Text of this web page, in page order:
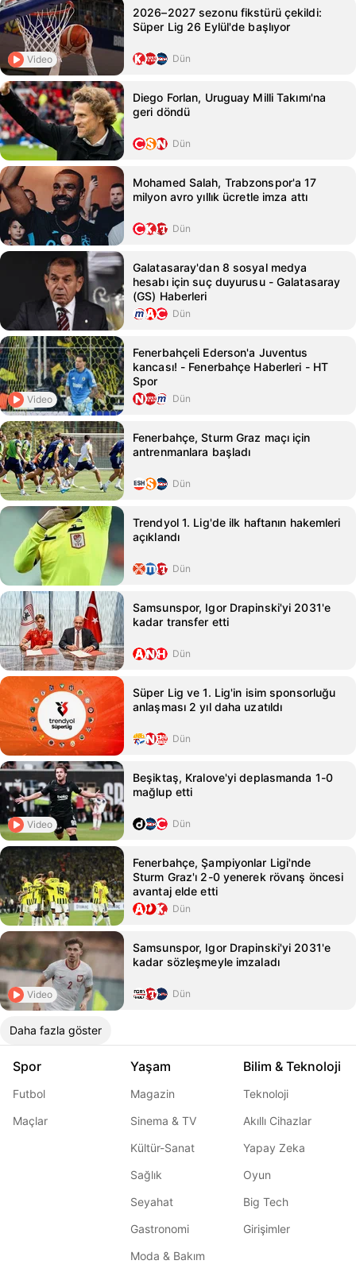
Video
2026–2027 sezonu fikstürü çekildi:
Süper Lig 26 Eylül'de başlıyor
Dün
Diego Forlan, Uruguay Milli Takımı'na
geri döndü
Dün
Mohamed Salah, Trabzonspor'a 17
milyon avro yıllık ücretle imza attı
Dün
Galatasaray'dan 8 sosyal medya
hesabı için suç duyurusu - Galatasaray
(GS) Haberleri
Dün
Video
Fenerbahçeli Ederson'a Juventus
kancası! - Fenerbahçe Haberleri - HT
Spor
Dün
Fenerbahçe, Sturm Graz maçı için
antrenmanlara başladı
Dün
Trendyol 1. Lig'de ilk haftanın hakemleri
açıklandı
Dün
Samsunspor, Igor Drapinski'yi 2031'e
kadar transfer etti
Dün
Süper Lig ve 1. Lig'in isim sponsorluğu
anlaşması 2 yıl daha uzatıldı
Dün
Video
Beşiktaş, Kralove'yi deplasmanda 1-0
mağlup etti
Dün
Fenerbahçe, Şampiyonlar Ligi'nde
Sturm Graz'ı 2-0 yenerek rövanş öncesi
avantaj elde etti
Dün
Video
Samsunspor, Igor Drapinski'yi 2031'e
kadar sözleşmeyle imzaladı
Dün
Daha fazla göster
Spor
Futbol
Maçlar
Yaşam
Magazin
Sinema & TV
Kültür-Sanat
Sağlık
Seyahat
Gastronomi
Moda & Bakım
Bilim & Teknoloji
Teknoloji
Akıllı Cihazlar
Yapay Zeka
Oyun
Big Tech
Girişimler